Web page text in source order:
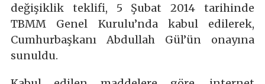
değişiklik teklifi, 5 Şubat 2014 tarihinde
TBMM Genel Kurulu’nda kabul edilerek,
Cumhurbaşkanı Abdullah Gül’ün onayına
sunuldu.